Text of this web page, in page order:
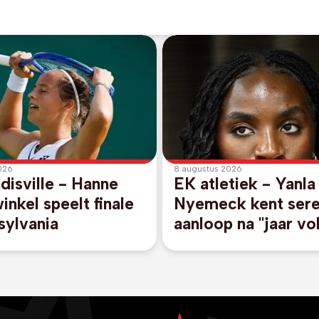
- Hanne
speelt finale
8 augustus 2026
EK atletiek -
Nyemeck kent
aanloop na "jaar